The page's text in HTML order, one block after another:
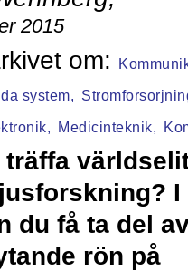
2015
system,
Medicinteknik,
I
du få ta del
rön på